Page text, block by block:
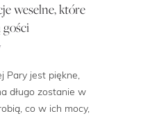
weselne, które
Pary jest piękne,
długo zostanie w
co w ich mocy,